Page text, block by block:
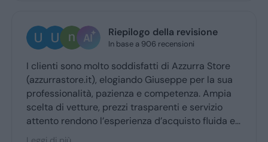
Riepilogo della revisione
In base a 906 recensioni
sono molto soddisfatti di Azzurra Store
elogiando Giuseppe per la sua
pazienza e competenza. Ampia
di vetture, prezzi trasparenti e servizio
rendono l’esperienza d’acquisto fluida e
per la maggior parte degli utenti.